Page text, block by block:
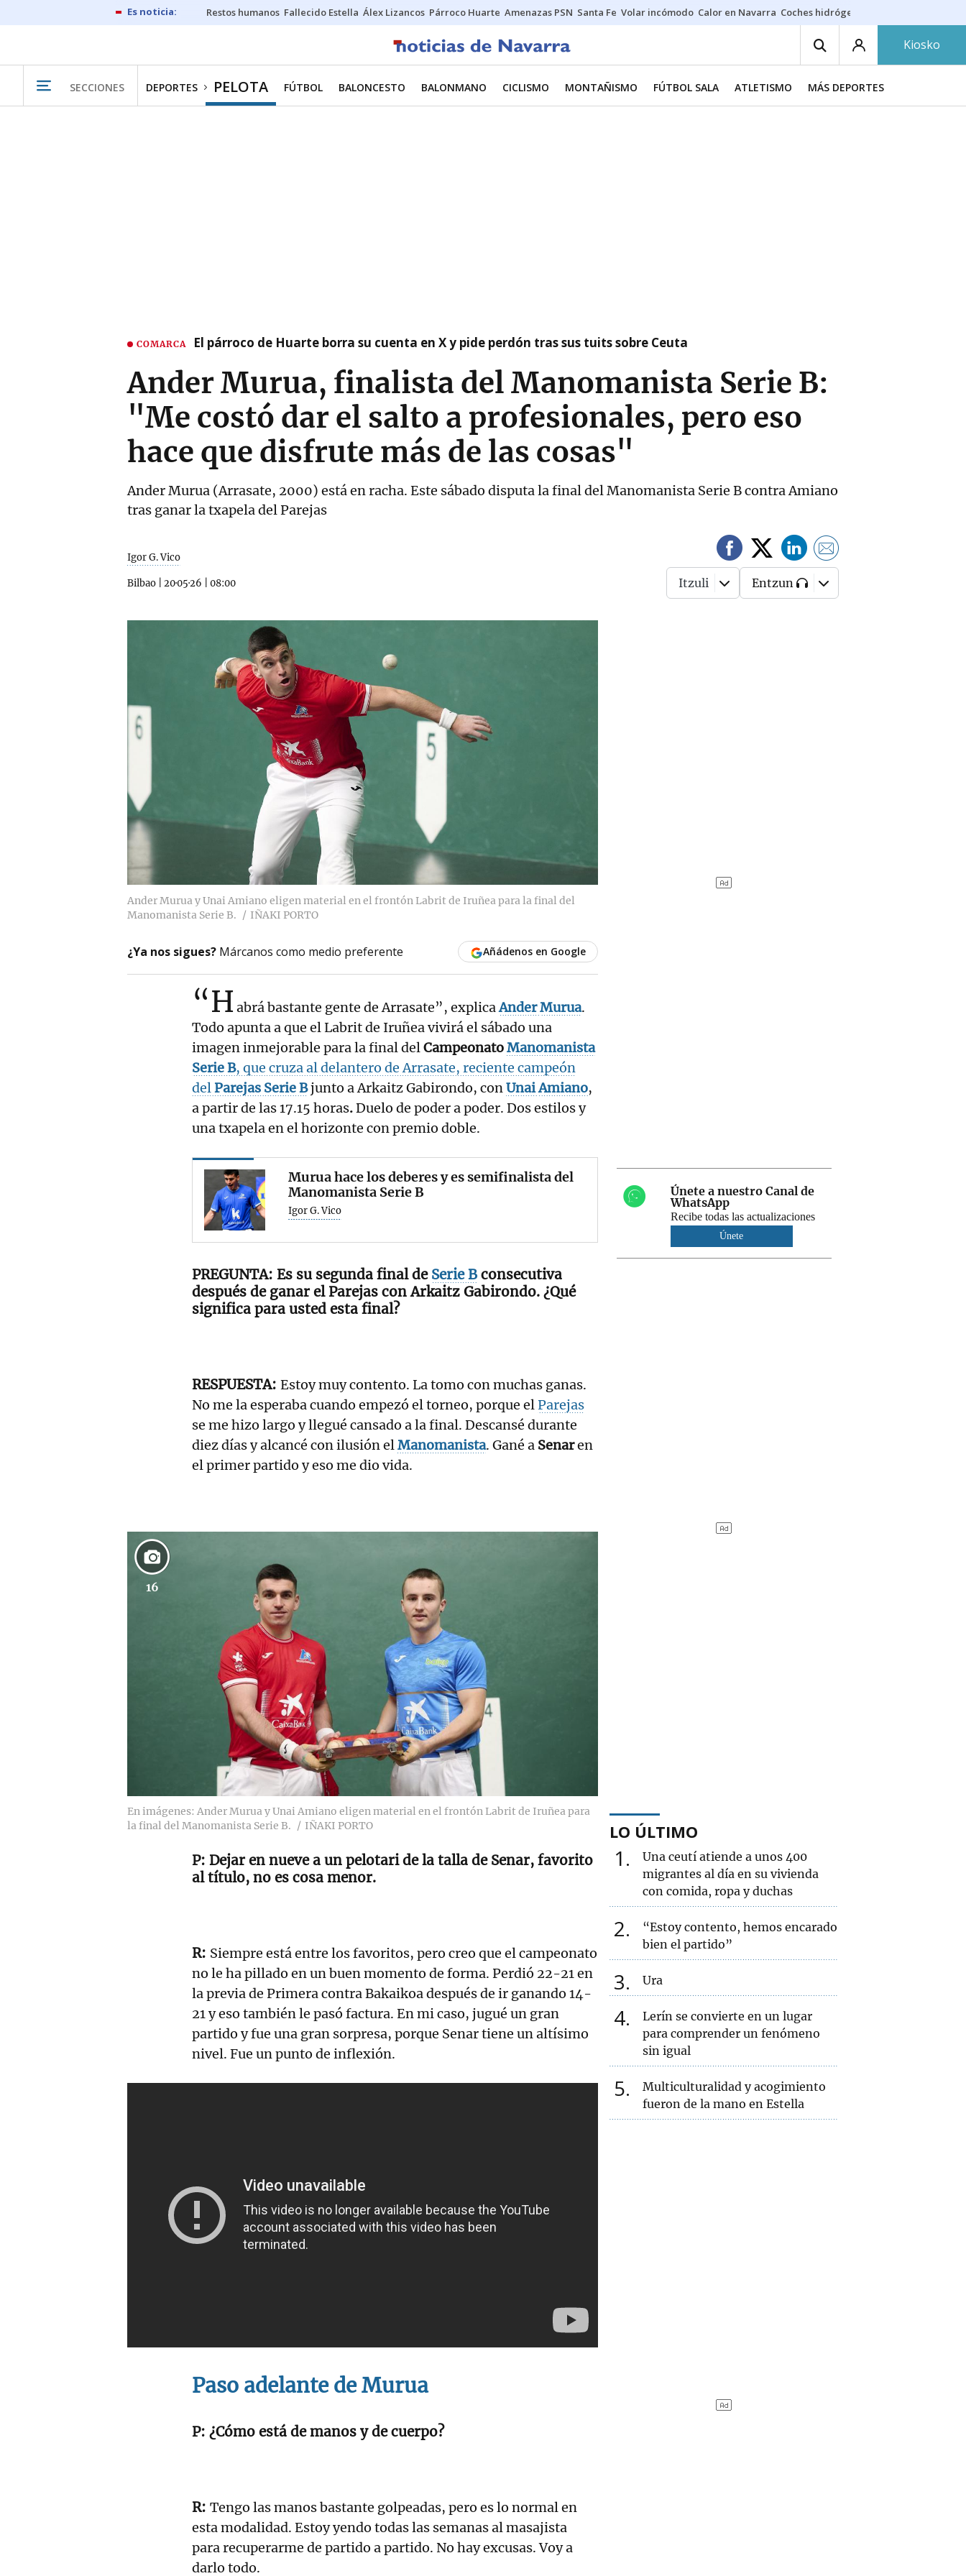
Restos humanos Fallecido Estella Álex Lizancos Párroco Huarte Amenazas PSN Santa Fe Volar incómodo Calor en Navarra Coches hidrógeno
Kiosko
SECCIONES DEPORTES PELOTA FÚTBOL BALONCESTO BALONMANO CICLISMO MONTAÑISMO FÚTBOL SALA ATLETISMO MÁS DEPORTES
COMARCA El párroco de Huarte borra su cuenta en X y pide perdón tras sus tuits sobre Ceuta
Ander Murua, finalista del Manomanista Serie B:
"Me costó dar el salto a profesionales, pero eso
hace que disfrute más de las cosas"
Ander Murua (Arrasate, 2000) está en racha. Este sábado disputa la final del Manomanista Serie B contra Amiano
tras ganar la txapela del Parejas
Igor G. Vico
Bilbao 20·05·26 08:00 Itzuli Entzun
Ander Murua y Unai Amiano eligen material en el frontón Labrit de Iruñea para la final del
Manomanista Serie B.
IÑAKI PORTO
¿Ya nos sigues? Márcanos como medio preferente Añádenos en Google
“H abrá bastante gente de Arrasate”, explicaAnderMurua.
Todo apunta a que el Labrit de Iruñea vivirá el sábado una
imagen inmejorable para la final delCampeonatoManomanista
Serie B, que cruza al delantero de Arrasate, reciente campeón
delParejas Serie Bjunto a Arkaitz Gabirondo, conUnaiAmiano,
a partir de las 17.15 horas.Duelo de poder a poder. Dos estilos y
una txapela en el horizonte con premio doble.
Murua hace los deberes y es semifinalista del
Manomanista Serie B
Igor G. Vico
Es su segunda final de Serie B consecutiva
después de ganar el Parejas con Arkaitz Gabirondo. ¿Qué
significa para usted esta final?
Estoy muy contento. La tomo con muchas ganas.
No me la esperaba cuando empezó el torneo, porque elParejas
se me hizo largo y llegué cansado a la final. Descansé durante
diez días y alcancé con ilusión elManomanista. Gané a Senaren
el primer partido y eso me dio vida.
16
En imágenes: Ander Murua y Unai Amiano eligen material en el frontón Labrit de Iruñea para
la final del Manomanista Serie B.
IÑAKI PORTO
Dejar en nueve a un pelotari de la talla de Senar, favorito
al título, no es cosa menor.
Siempre está entre los favoritos, pero creo que el campeonato
no le ha pillado en un buen momento de forma. Perdió 22-21 en
la previa de Primera contra Bakaikoa después de ir ganando 14-
21 y eso también le pasó factura. En mi caso, jugué un gran
partido y fue una gran sorpresa, porque Senar tiene un altísimo
nivel. Fue un punto de inflexión.
Paso adelante de Murua
¿Cómo está de manos y de cuerpo?
Tengo las manos bastante golpeadas, pero es lo normal en
esta modalidad. Estoy yendo todas las semanas al masajista
para recuperarme de partido a partido. No hay excusas. Voy a
darlo todo.
Únete a nuestro Canal de
WhatsApp
Recibe todas las actualizaciones
Únete
LO ÚLTIMO
1
Una ceutí atiende a unos 400
migrantes al día en su vivienda
con comida, ropa y duchas
2
“Estoy contento, hemos encarado
bien el partido”
3 Ura
4
Lerín se convierte en un lugar
para comprender un fenómeno
sin igual
5
Multiculturalidad y acogimiento
fueron de la mano en Estella